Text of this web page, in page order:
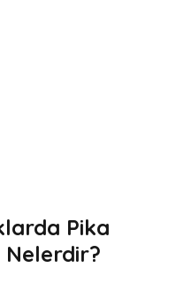
Pika